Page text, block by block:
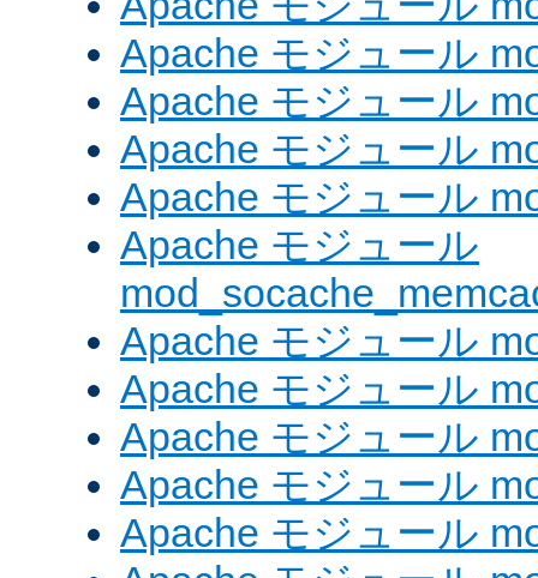
Apache モジュール
Apache モジュール
Apache モジュール
Apache モジュール
Apache モジュール
Apache モジュール
Apache モジュール
Apache モジュール
Apache モジュール
Apache モジュール